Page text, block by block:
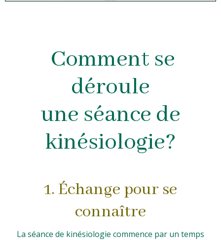
Comment se
déroule
une séance de
kinésiologie?
1. Échange pour se
connaître
La séance de kinésiologie commence par un temps